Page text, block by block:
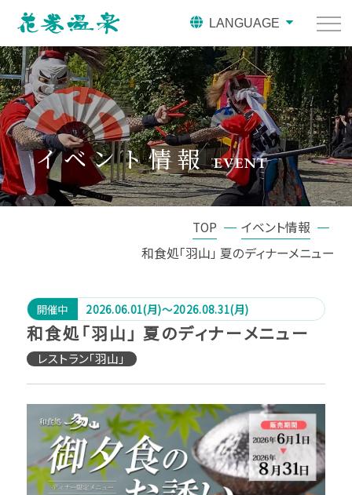
LANGUAGE
イベント情報 EVENT
TOP
イベント情報
和食処「羽山」 夏のディナーメニュー
開催中 2026.06.01(月)～2026.08.31(月)
和食処「羽山」 夏のディナーメニュー
レストラン「羽山」